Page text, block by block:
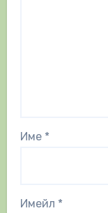
Име *
Имейл *